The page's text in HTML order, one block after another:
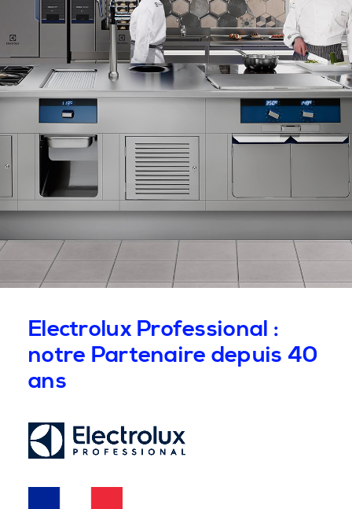
Electrolux Professional :
notre Partenaire depuis 40
ans